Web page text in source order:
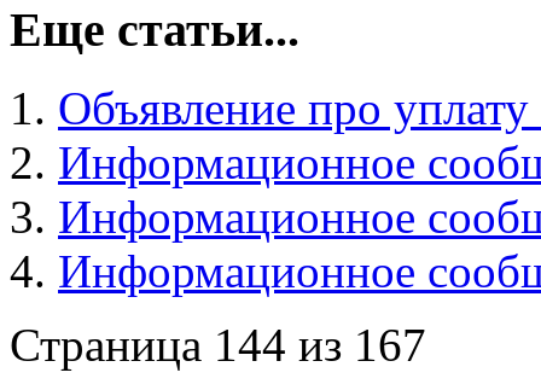
Еще статьи...
Объявление про уплату
Информационное
Информационное
Информационное
Страница 144 из 167